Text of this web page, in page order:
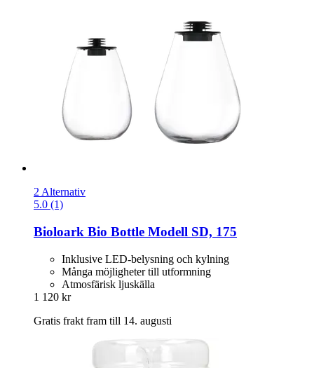
2 Alternativ
5.0 (1)
Bioloark Bio Bottle Modell SD, 175
Inklusive LED-belysning och kylning
Många möjligheter till utformning
Atmosfärisk ljuskälla
1 120 kr
Gratis frakt fram till 14. augusti